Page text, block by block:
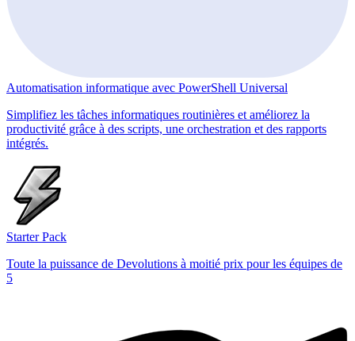
Automatisation informatique avec PowerShell Universal
Simplifiez les tâches informatiques routinières et améliorez la
productivité grâce à des scripts, une orchestration et des rapports
intégrés.
Starter Pack
Toute la puissance de Devolutions à moitié prix pour les équipes de
5